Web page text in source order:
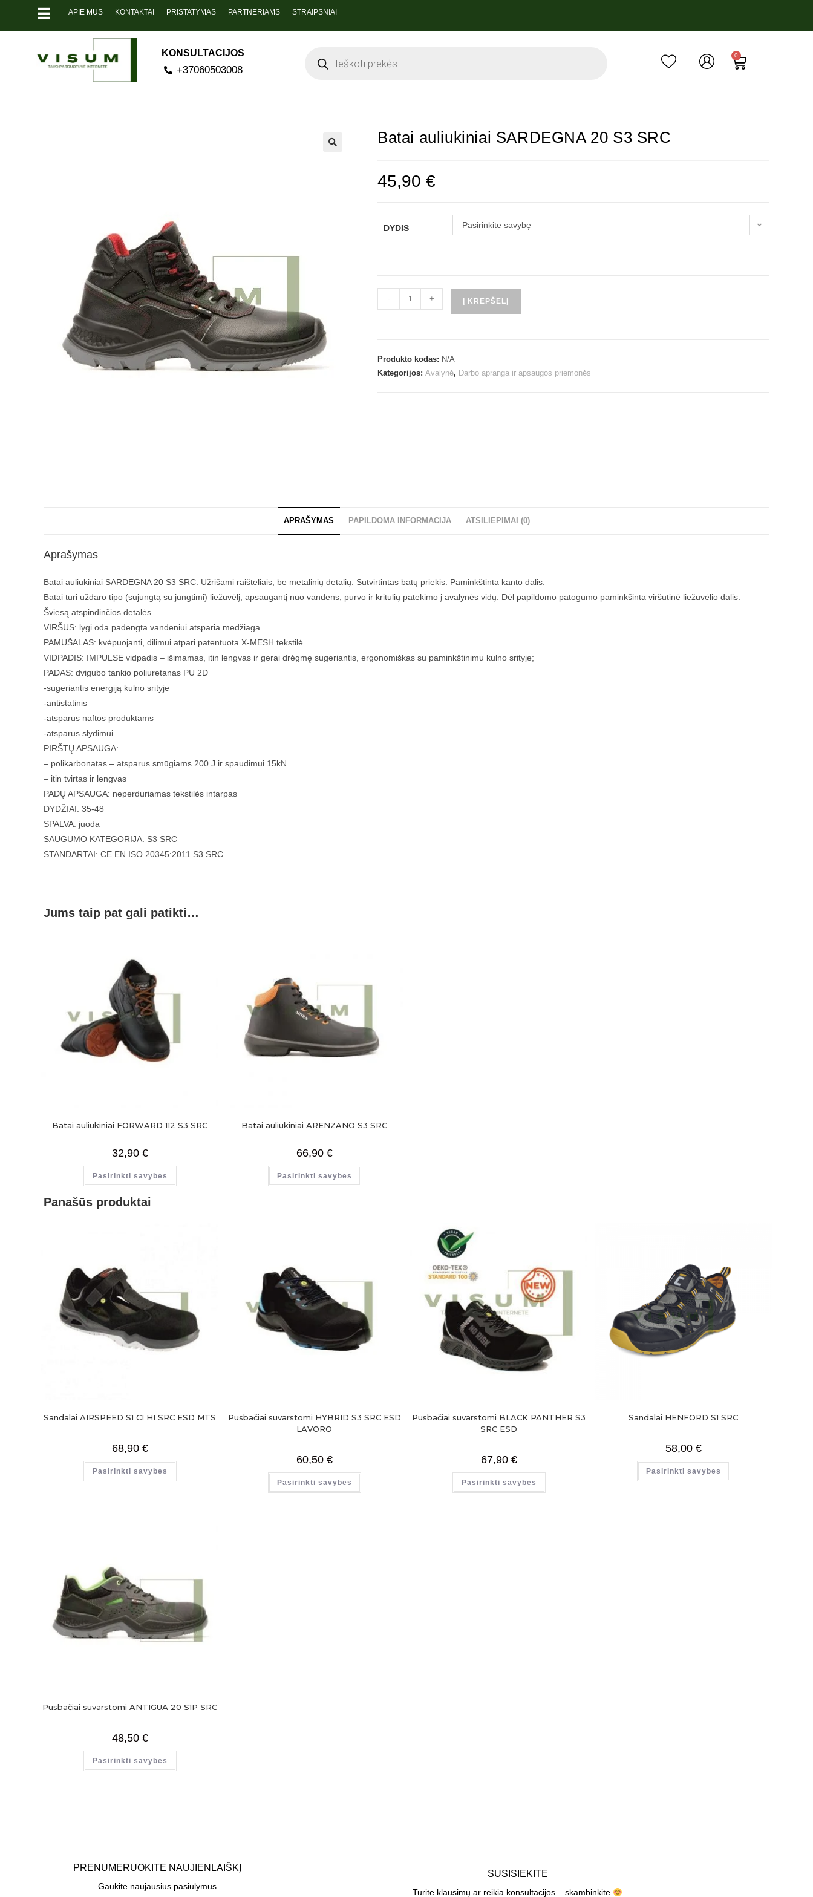
APIE MUS KONTAKTAI PRISTATYMAS PARTNERIAMS STRAIPSNIAI
KONSULTACIJOS
+37060503008
0
Batai auliukiniai SARDEGNA 20 S3 SRC
45,90 €
DYDIS Pasirinkite savybę
- + Į KREPŠELĮ
Produkto kodas: N/A
Kategorijos: Avalynė, Darbo apranga ir apsaugos priemonės
APRAŠYMAS PAPILDOMA INFORMACIJA ATSILIEPIMAI (0)
Aprašymas
Batai auliukiniai SARDEGNA 20 S3 SRC. Užrišami raišteliais, be metalinių detalių. Sutvirtintas batų priekis. Paminkštinta kanto dalis.
Batai turi uždaro tipo (sujungtą su jungtimi) liežuvėlį, apsaugantį nuo vandens, purvo ir kritulių patekimo į avalynės vidų. Dėl papildomo patogumo paminkšinta viršutinė liežuvėlio dalis.
Šviesą atspindinčios detalės.
VIRŠUS: lygi oda padengta vandeniui atsparia medžiaga
PAMUŠALAS: kvėpuojanti, dilimui atpari patentuota X-MESH tekstilė
VIDPADIS: IMPULSE vidpadis – išimamas, itin lengvas ir gerai drėgmę sugeriantis, ergonomiškas su paminkštinimu kulno srityje;
PADAS: dvigubo tankio poliuretanas PU 2D
-sugeriantis energiją kulno srityje
-antistatinis
-atsparus naftos produktams
-atsparus slydimui
PIRŠTŲ APSAUGA:
– polikarbonatas – atsparus smūgiams 200 J ir spaudimui 15kN
– itin tvirtas ir lengvas
PADŲ APSAUGA: neperduriamas tekstilės intarpas
DYDŽIAI: 35-48
SPALVA: juoda
SAUGUMO KATEGORIJA: S3 SRC
STANDARTAI: CE EN ISO 20345:2011 S3 SRC
Jums taip pat gali patikti…
Batai auliukiniai FORWARD 112 S3 SRC
32,90 €
Pasirinkti savybes
Batai auliukiniai ARENZANO S3 SRC
66,90 €
Pasirinkti savybes
Panašūs produktai
Sandalai AIRSPEED S1 CI HI SRC ESD MTS
68,90 €
Pasirinkti savybes
Pusbačiai suvarstomi HYBRID S3 SRC ESD
LAVORO
60,50 €
Pasirinkti savybes
Pusbačiai suvarstomi BLACK PANTHER S3
SRC ESD
67,90 €
Pasirinkti savybes
Sandalai HENFORD S1 SRC
58,00 €
Pasirinkti savybes
Pusbačiai suvarstomi ANTIGUA 20 S1P SRC
48,50 €
Pasirinkti savybes
PRENUMERUOKITE NAUJIENLAIŠKĮ
Gaukite naujausius pasiūlymus
SUSISIEKITE
Turite klausimų ar reikia konsultacijos – skambinkite